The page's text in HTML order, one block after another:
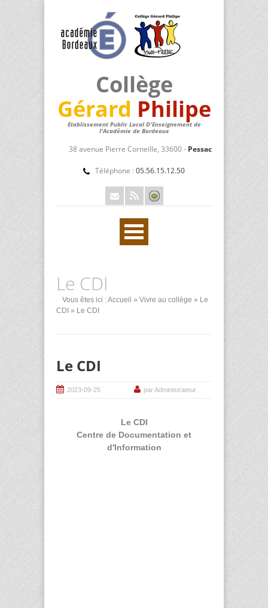
Collège
Gérard Philipe
Etablissement Public Local D'Enseignement de
l'Académie de Bordeaux
38 avenue Pierre Corneille, 33600 - Pessac
Téléphone : 05.56.15.12.50
Le CDI
Vous êtes ici :Accueil » Vivre au collège » Le
CDI » Le CDI
Le CDI
2023-09-25 par Administrateur
Le CDI
Centre de Documentation et
d'Information